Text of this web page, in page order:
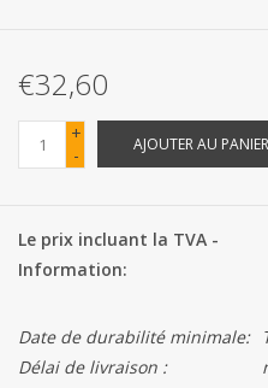
Produits Covid-19
Confiserie Saint-Nicolas
Bonbons de carnaval
Marques
€32,60
+
-
AJOUTER AU PANIER
Le prix incluant la TVA -
Information:
Date de durabilité minimale:
Délai de livraison :